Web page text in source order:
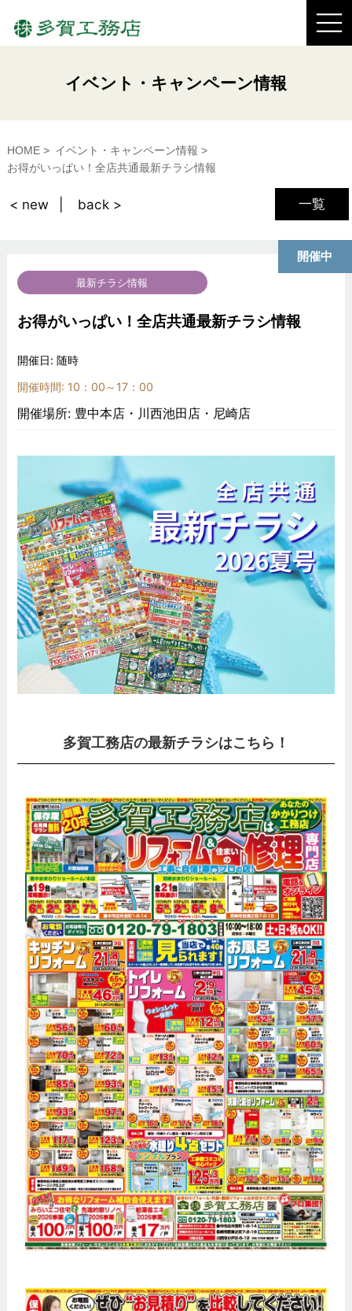
イベント・キャンペーン情報
HOME
イベント・キャンペーン情報
お得がいっぱい！全店共通最新チラシ情報
一覧
< new back >
開催中
最新チラシ情報
お得がいっぱい！全店共通最新チラシ情報
開催日: 随時
開催時間: 10：00～17：00
開催場所: 豊中本店・川西池田店・尼崎店
多賀工務店の最新チラシはこちら！